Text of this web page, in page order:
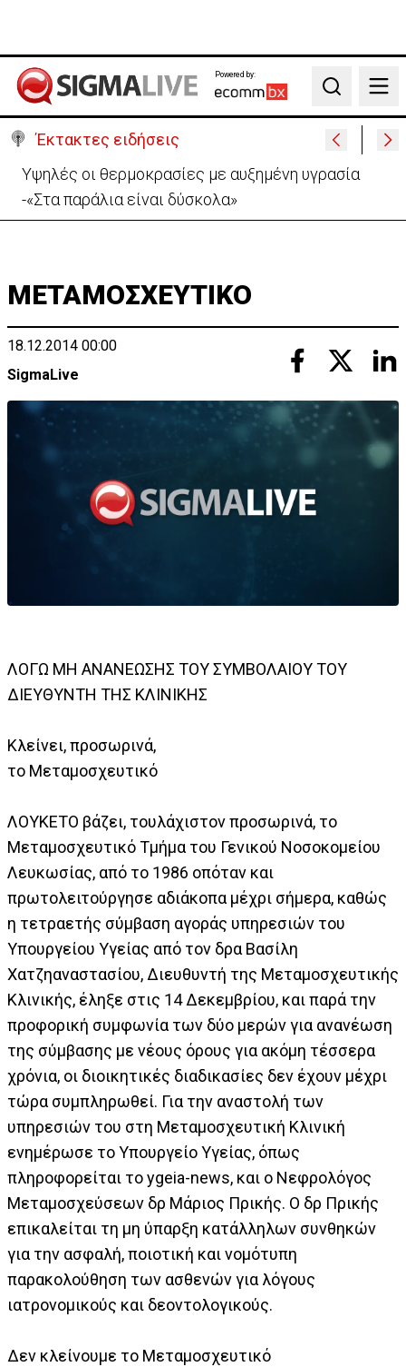
Powered by:
Search
Έκτακτες ειδήσεις
Υψηλές οι θερμοκρασίες με αυξημένη υγρασία
-«Στα παράλια είναι δύσκολα»
ΜΕΤΑΜΟΣΧΕΥΤΙΚΟ
18.12.2014 00:00
SigmaLive
ΛΟΓΩ ΜΗ ΑΝΑΝΕΩΣΗΣ ΤΟΥ ΣΥΜΒΟΛΑΙΟΥ ΤΟΥ
ΔΙΕΥΘΥΝΤΗ ΤΗΣ ΚΛΙΝΙΚΗΣ
Κλείνει, προσωρινά,
το Μεταμοσχευτικό
ΛΟΥΚΕΤΟ βάζει, τουλάχιστον προσωρινά, το
Μεταμοσχευτικό Τμήμα του Γενικού Νοσοκομείου
Λευκωσίας, από το 1986 οπόταν και
πρωτολειτούργησε αδιάκοπα μέχρι σήμερα, καθώς
η τετραετής σύμβαση αγοράς υπηρεσιών του
Υπουργείου Υγείας από τον δρα Βασίλη
Χατζηαναστασίου, Διευθυντή της Μεταμοσχευτικής
Κλινικής, έληξε στις 14 Δεκεμβρίου, και παρά την
προφορική συμφωνία των δύο μερών για ανανέωση
της σύμβασης με νέους όρους για ακόμη τέσσερα
χρόνια, οι διοικητικές διαδικασίες δεν έχουν μέχρι
τώρα συμπληρωθεί. Για την αναστολή των
υπηρεσιών του στη Μεταμοσχευτική Κλινική
ενημέρωσε το Υπουργείο Υγείας, όπως
πληροφορείται το ygeia-news, και ο Νεφρολόγος
Μεταμοσχεύσεων δρ Μάριος Πρικής. Ο δρ Πρικής
επικαλείται τη μη ύπαρξη κατάλληλων συνθηκών
για την ασφαλή, ποιοτική και νομότυπη
παρακολούθηση των ασθενών για λόγους
ιατρονομικούς και δεοντολογικούς.
Δεν κλείνουμε το Μεταμοσχευτικό